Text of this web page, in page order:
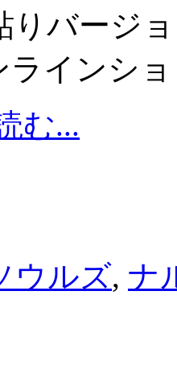
りバージ
インシ
む...
ウルズ, ナ